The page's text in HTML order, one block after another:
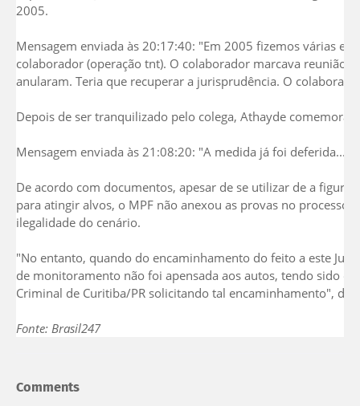
2005.
Mensagem enviada às 20:17:40: "Em 2005 fizemos várias
colaborador (operação tnt). O colaborador marcava reunião
anularam. Teria que recuperar a jurisprudência. O
Depois de ser tranquilizado pelo colega, Athayde comemora
Mensagem enviada às 21:08:20: "A medida já foi deferida...
De acordo com documentos, apesar de se utilizar de a
para atingir alvos, o MPF não anexou as provas no
ilegalidade do cenário.
"No entanto, quando do encaminhamento do feito a este
de monitoramento não foi apensada aos autos, tendo sido
Criminal de Curitiba/PR solicitando tal encaminhamento", diz
Fonte: Brasil247
Comments